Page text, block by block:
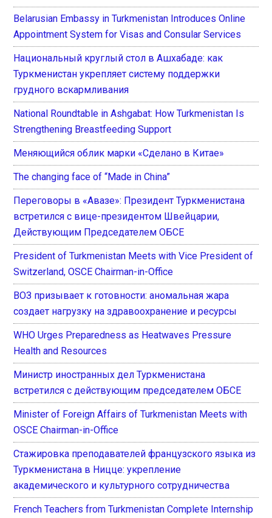
Belarusian Embassy in Turkmenistan Introduces Online
Appointment System for Visas and Consular Services
Национальный круглый стол в Ашхабаде: как
Туркменистан укрепляет систему поддержки
грудного вскармливания
National Roundtable in Ashgabat: How Turkmenistan Is
Strengthening Breastfeeding Support
Меняющийся облик марки «Сделано в Китае»
The changing face of “Made in China”
Переговоры в «Авазе»: Президент Туркменистана
встретился с вице-президентом Швейцарии,
Действующим Председателем ОБСЕ
President of Turkmenistan Meets with Vice President of
Switzerland, OSCE Chairman-in-Office
ВОЗ призывает к готовности: аномальная жара
создает нагрузку на здравоохранение и ресурсы
WHO Urges Preparedness as Heatwaves Pressure
Health and Resources
Министр иностранных дел Туркменистана
встретился с действующим председателем ОБСЕ
Minister of Foreign Affairs of Turkmenistan Meets with
OSCE Chairman-in-Office
Стажировка преподавателей французского языка из
Туркменистана в Ницце: укрепление
академического и культурного сотрудничества
French Teachers from Turkmenistan Complete Internship